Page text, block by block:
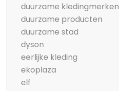
duurzame kledingmerken
duurzame producten
duurzame stad
dyson
eerlijke kleding
ekoplaza
elf